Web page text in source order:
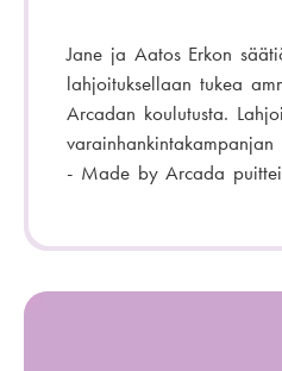
Jane ja Aatos Erkon
lahjoituksellaan tukea
Arcadan koulutusta.
- Made by Arcada